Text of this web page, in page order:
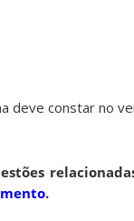
deve constar no
.